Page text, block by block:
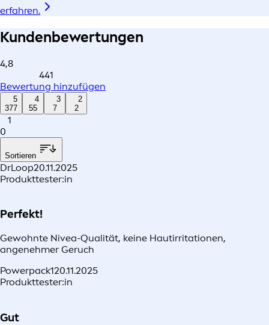
erfahren.
Kundenbewertungen
4,8
441
Bewertung hinzufügen
5
377
4
55
3
7
2
2
1
0
Sortieren
DrLoop20.11.2025
Produkttester:in
Perfekt!
Gewohnte Nivea-Qualität, keine Hautirritationen,
angenehmer Geruch
Powerpack120.11.2025
Produkttester:in
Gut